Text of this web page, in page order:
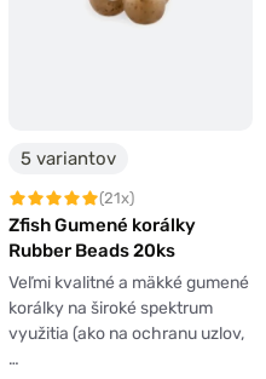
5 variantov
(21x)
Zfish Gumené korálky
Rubber Beads 20ks
Veľmi kvalitné a mäkké gumené
korálky na široké spektrum
využitia (ako na ochranu uzlov,
…